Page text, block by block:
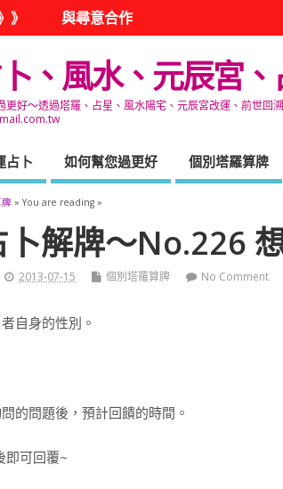
》 與尋意合作
、風水、元辰宮
更好～透過塔羅、占星、風水陽宅、元辰宮改運、前世
占卜 如何幫您過更好 個別塔羅算牌
» You are reading »
卜解牌～No.226
2013-07-15 個別塔羅算牌 No Comment
自身的性別。
的問題後，預計回饋的時間。
可回覆~